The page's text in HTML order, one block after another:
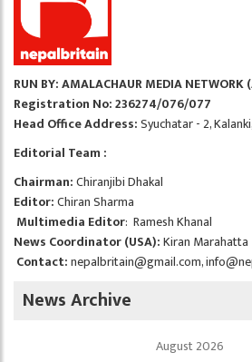
RUN BY: AMALACHAUR MEDIA NETWORK
Registration No: 236274/076/077
Head Office Address:Syuchatar - 2,
Editorial Team :
Chairman:Chiranjibi Dhakal
Editor:Chiran Sharma
Multimedia Editor: Ramesh Khanal
News Coordinator (USA):Kiran Marahatta
Contact:nepalbritain@gmail.com,
News Archive
August 2026